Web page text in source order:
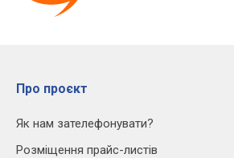
Про проєкт
Як нам зателефонувати?
Розміщення прайс-листів